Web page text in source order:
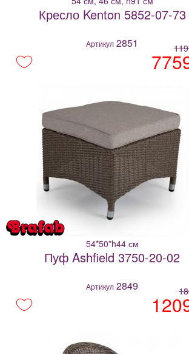
Кресло Kenton 5852-07-73
Артикул 2851
54*50*h44 см
Пуф Ashfield 3750-20-02
Артикул 2849